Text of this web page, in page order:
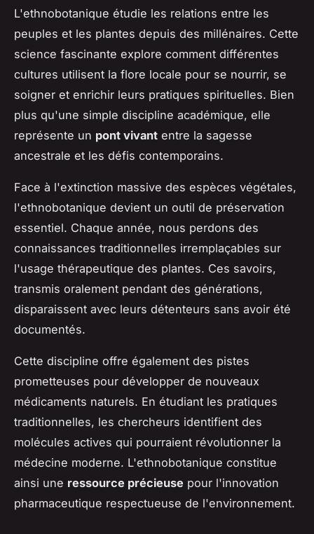
L'ethnobotanique étudie les relations entre les
peuples et les plantes depuis des millénaires. Cette
science fascinante explore comment différentes
cultures utilisent la flore locale pour se nourrir, se
soigner et enrichir leurs pratiques spirituelles. Bien
plus qu'une simple discipline académique, elle
représente un pont vivant entre la sagesse
ancestrale et les défis contemporains.
Face à l'extinction massive des espèces végétales,
l'ethnobotanique devient un outil de préservation
essentiel. Chaque année, nous perdons des
connaissances traditionnelles irremplaçables sur
l'usage thérapeutique des plantes. Ces savoirs,
transmis oralement pendant des générations,
disparaissent avec leurs détenteurs sans avoir été
documentés.
Cette discipline offre également des pistes
prometteuses pour développer de nouveaux
médicaments naturels. En étudiant les pratiques
traditionnelles, les chercheurs identifient des
molécules actives qui pourraient révolutionner la
médecine moderne. L'ethnobotanique constitue
ainsi une ressource précieuse pour l'innovation
pharmaceutique respectueuse de l'environnement.